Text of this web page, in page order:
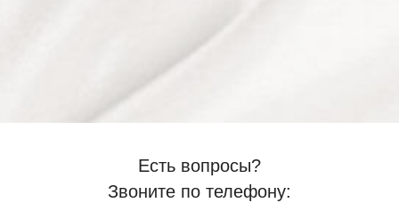
Есть вопросы?
Звоните по телефону: